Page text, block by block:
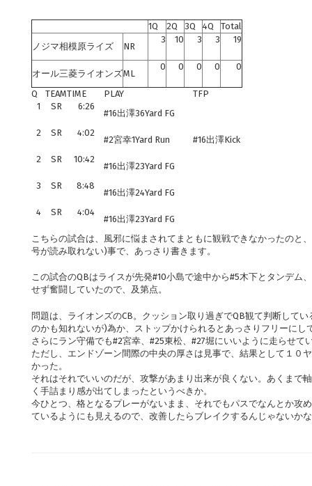
1Q 2Q 3Q 4Q
Total
ノジマ相模原ライズ
NR
3 10 3 3 19
オール三菱ライオンズML
0 0 0 0 0
Q TEAMTIME PLAY
TFP
1
SR 6:26
#16出澤36Yard FG
2
SR 4:02
#2宮幸1Yard Run
#16出澤Kick
2
SR 10:42
#16出澤23Yard FG
3
SR 8:48
#16出澤24Yard FG
4
SR 4:04
#16出澤23Yard FG
こちらの試合は、風邪に悩まされてまともに観戦できなかったのと
号が読み取れない)事で、あっさり書きます。
この試合のQBはライスが先発#10小島で途中から#5木下とタンデム
せず奮闘していたので、及第点。
問題は、ライオンズのCB。クッション取り過ぎでQB観て判断して
のかも知れないが)為か、ストップかけられるとあっさりフリーにし
さらにラン守備でも#2宮幸、#25東松、#27堀にいいように走らせて
ただし、エンドゾーン間際の中央の厚さは見事で、結果として１０
かった。
それはそれでいいのだが、攻撃があまり出来が良くない。あくまで
く手詰まり感が出てしまったというべきか。
今ひとつ、格となるプレーがないまま、それでもパスでなんとか攻
ているようにも見えるので、改善したらブレイクするんじゃないか